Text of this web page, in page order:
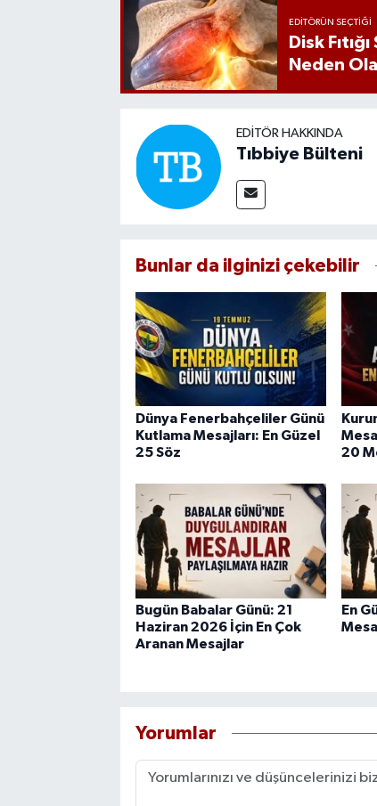
EDITÖRÜN SEÇTIĞI
Disk
Neden
EDITÖR HAKKINDA
Tıbbiye Bülteni
Bunlar da ilginizi çekebilir
Dünya Fenerbahçeliler Günü
Kutlama Mesajları: En Güzel
25 Söz
20
Bugün Babalar Günü: 21
Haziran 2026 İçin En Çok
Aranan Mesajlar
En
Yorumlar